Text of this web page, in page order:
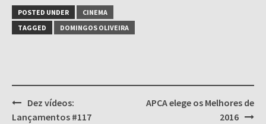
POSTED UNDER
CINEMA
TAGGED
DOMINGOS OLIVEIRA
Post
navigation
Dez vídeos:
Lançamentos #117
APCA elege os Melhores de
2016